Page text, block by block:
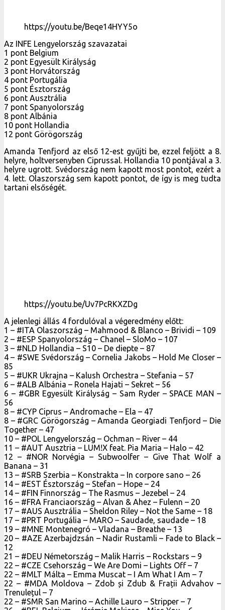
https://youtu.be/Beqe14HYY5o
Az INFE Lengyelország szavazatai
1 pont Belgium
2 pont Egyesült Királyság
3 pont Horvátország
4 pont Portugália
5 pont Észtország
6 pont Ausztrália
7 pont Spanyolország
8 pont Albánia
10 pont Hollandia
12 pont Görögország
Amanda Tenfjord az első 12-est gyűjti be, ezzel feljött a 8.
helyre, holtversenyben Ciprussal. Hollandia 10 pontjával a 3.
helyre ugrott. Svédország nem kapott most pontot, ezért a
4. lett. Olaszország sem kapott pontot, de így is meg tudta
tartani elsőségét.
https://youtu.be/Uv7PcRKXZDg
A jelenlegi állás 4 fordulóval a végeredmény előtt:
1 – #ITA Olaszország – Mahmood & Blanco – Brividi – 109
2 – #ESP Spanyolország – Chanel – SloMo – 107
3 – #NLD Hollandia – S10 – De diepte – 87
4 – #SWE Svédország – Cornelia Jakobs – Hold Me Closer –
85
5 – #UKR Ukrajna – Kalush Orchestra – Stefania – 57
6 – #ALB Albánia – Ronela Hajati – Sekret – 56
6 – #GBR Egyesült Királyság – Sam Ryder – SPACE MAN –
56
8 – #CYP Ciprus – Andromache – Ela – 47
8 – #GRC Görögország – Amanda Georgiadi Tenfjord – Die
Together – 47
10 – #POL Lengyelország – Ochman – River – 44
11 – #AUT Ausztria – LUM!X feat. Pia Maria – Halo – 42
12 – #NOR Norvégia – Subwoolfer – Give That Wolf a
Banana – 31
13 – #SRB Szerbia – Konstrakta – In corpore sano – 26
14 – #EST Észtország – Stefan – Hope – 24
14 – #FIN Finnország – The Rasmus – Jezebel – 24
16 – #FRA Franciaország – Alvan & Ahez – Fulenn – 20
17 – #AUS Ausztrália – Sheldon Riley – Not the Same – 18
17 – #PRT Portugália – MARO – Saudade, saudade – 18
19 – #MNE Montenegró – Vladana – Breathe – 13
20 – #AZE Azerbajdzsán – Nadir Rustamli – Fade to Black –
12
21 – #DEU Németország – Malik Harris – Rockstars – 9
22 – #CZE Csehország – We Are Domi – Lights Off – 7
22 – #MLT Málta – Emma Muscat – I Am What I Am – 7
22 – #MDA Moldova – Zdob și Zdub & Frații Advahov –
Trenulețul – 7
22 – #SMR San Marino – Achille Lauro – Stripper – 7